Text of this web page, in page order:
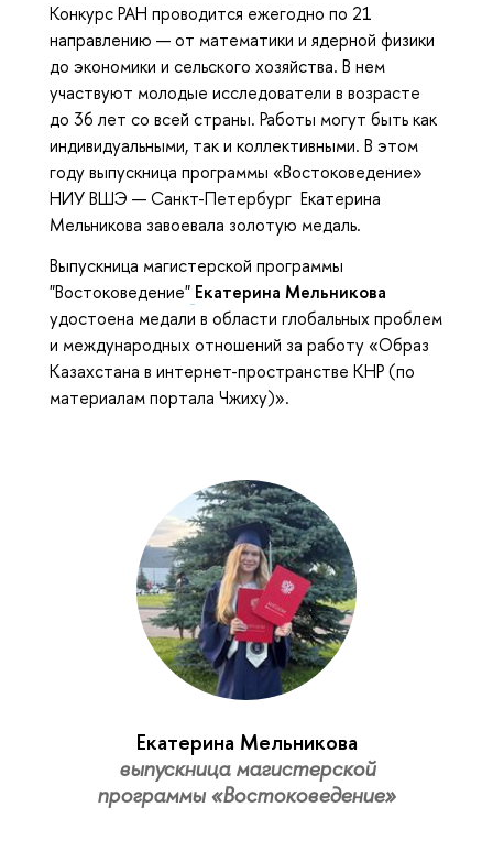
Конкурс РАН проводится ежегодно по 21
направлению — от математики и ядерной физики
до экономики и сельского хозяйства. В нем
участвуют молодые исследователи в возрасте
до 36 лет со всей страны. Работы могут быть как
индивидуальными, так и коллективными. В этом
году выпускница программы «Востоковедение»
НИУ ВШЭ — Санкт-Петербург Екатерина
Мельникова завоевала золотую медаль.
Выпускница магистерской программы
"Востоковедение" Екатерина Мельникова
удостоена медали в области глобальных проблем
и международных отношений за работу «Образ
Казахстана в интернет-пространстве КНР (по
материалам портала Чжиху)».
Екатерина Мельникова
выпускница магистерской
программы «Востоковедение»